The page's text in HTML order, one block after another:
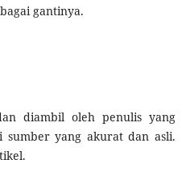
gantinya.
diambil oleh penulis yang
yang akurat dan asli.